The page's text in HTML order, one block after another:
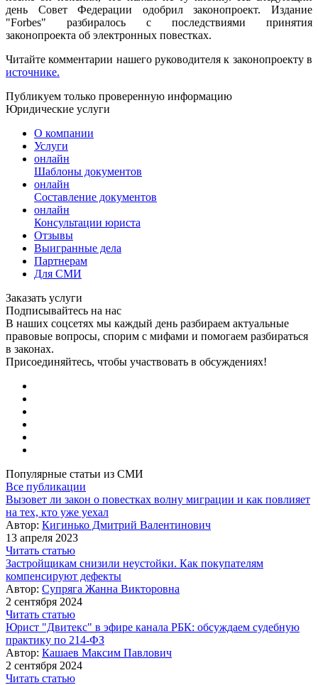
день Совет Федерации одобрил законопроект. Издание
"Forbes" разбиралось с последствиями принятия
законопроекта об электронных повестках.
Читайте комментарии нашего руководителя к законопроекту в
источнике.
Публикуем только проверенную информацию
Юридические услуги
О компании
Услуги
онлайн
Шаблоны документов
онлайн
Составление документов
онлайн
Консультации юриста
Отзывы
Выигранные дела
Партнерам
Для СМИ
Заказать услуги
Подписывайтесь на нас
В наших соцсетях мы каждый день разбираем актуальные
правовые вопросы, спорим с мифами и помогаем разбираться
в законах.
Присоединяйтесь, чтобы участвовать в обсуждениях!
Популярные статьи из СМИ
Все публикации
Вызовет ли закон о повестках волну миграции и как повлияет
на тех, кто уже уехал
Автор: Кигинько Дмитрий Валентинович
13 апреля 2023
Читать статью
Застройщикам снизили неустойки. Как покупателям
компенсируют дефекты
Автор: Супряга Жанна Викторовна
2 сентября 2024
Читать статью
Юрист "Двитекс" в эфире канала РБК: обсуждаем судебную
практику по 214-ФЗ
Автор: Кашаев Максим Павлович
2 сентября 2024
Читать статью